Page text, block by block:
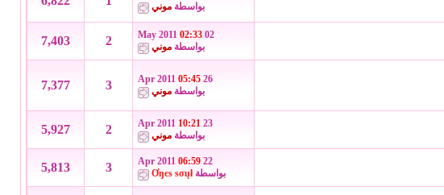
بواسطة موني
02 May 2011
02:33
بواسطة موني 2
7,403
26 Apr 2011
05:45
بواسطة موني 3
7,377
23 Apr 2011
10:21
بواسطة موني 2
5,927
22 Apr 2011
06:59
بواسطةƠŋєѕ ѕσųł
3
5,813